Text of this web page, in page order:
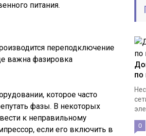
питания.
переподключение
важна фазировка
которое часто
фазы. В некоторых
к неправильному
если его включить в
по
0